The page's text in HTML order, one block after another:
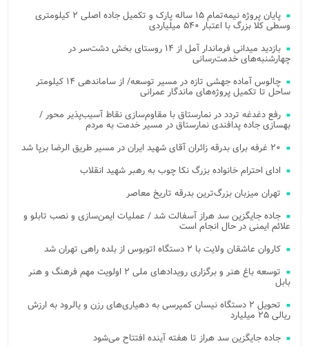
پایان پروژه نیمه‌تمام ۱۵ ساله پارک و تکمیل جاده اصلی ۲ کیلومتری
وسطی کلا بزرگ با اعتبار ۵۴۰ میلیاردی
بازدید میدانی فرماندار آمل از ۱۴ روستای بخش دشت‌سر در
چهارشنبه‌های خدمت‌رسانی
چالوس آماده جهشی تازه در مسیر توسعه/ از ساماندهی ۱۴ کیلومتر
ساحل تا تکمیل پروژه‌های ماندگار عمرانی
رفع دغدغه تردد در نمارستاق با مقاوم‌سازی نقاط آسیب‌پذیر محور /
بهسازی جاده پدافندی نمارستاق در مسیر خدمت به مردم
۲۰ غرفه برای بدرقه زائران آقای شهید ایران در مسیر طریق الرضا برپا شد
ادای احترام خانواده بزرگ نکا چوب به رهبر شهید انقلاب
تهران میزبان بزرگ‌ترین بدرقه تاریخ معاصر
جاده جایگزین سد هراز آسفالت شد / عملیات ایمن‌سازی و نصب تابلو و
علائم ایمنی در حال انجام است
کاروان عاشقان ولایت با ۲ دستگاه اتوبوس از بلده راهی تهران شد
توسعه باغ هنر و برگزاری رویدادهای ملی ۲ اولویت مهم فرهنگ و هنر
بابل
تحویل ۲ دستگاه نیسان کمپرسی به دهیاری‌های رزن و یالرود به ارزش
ریالی ۲۵ میلیارد
جاده جایگزین سد هراز تا هفته آینده افتتاح می‌شود